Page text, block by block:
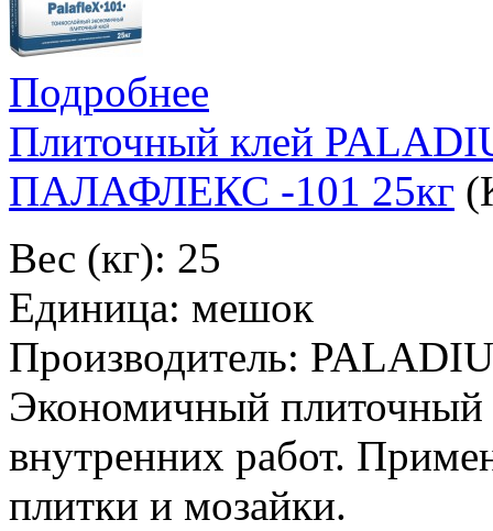
Подробнее
Плиточный клей
ПАЛАФЛЕКС -101 25кг
Вес (кг): 25
Единица: мешок
Производитель:
Экономичный
внутренних работ.
плитки и мозайки.